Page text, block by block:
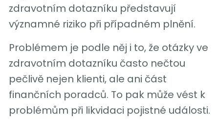
zdravotním dotazníku představují
významné riziko při případném plnění.
Problémem je podle něj i to, že otázky ve
zdravotním dotazníku často nečtou
pečlivě nejen klienti, ale ani část
finančních poradců. To pak může vést k
problémům při likvidaci pojistné události.